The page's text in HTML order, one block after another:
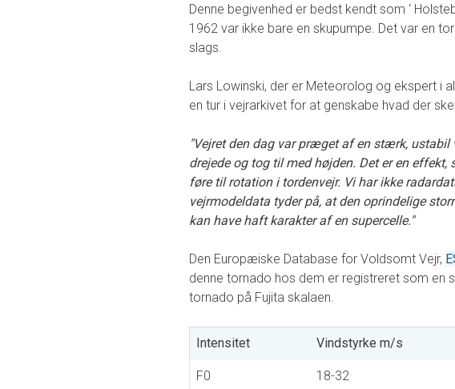
Denne begivenhed er bedst kendt som ‘
1962 var ikke bare en skupumpe. Det var en
slags.
Lars Lowinski, der er Meteorolog og ekspert i
en tur i vejrarkivet for at genskabe hvad der
"Vejret den dag var præget af en stærk,
drejede og tog til med højden. Det er en
føre til rotation i tordenvejr. Vi har ikke
vejrmodeldata tyder på, at den oprindelige
kan have haft karakter af en supercelle."
Den Europæiske Database for Voldsomt Vejr,
denne tornado hos dem er registreret som en
tornado på Fujita skalaen.
Intensitet Vindstyrke m/s
F0 18-32